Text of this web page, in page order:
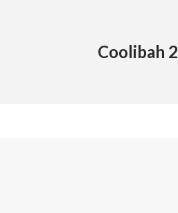
Coolibah 2